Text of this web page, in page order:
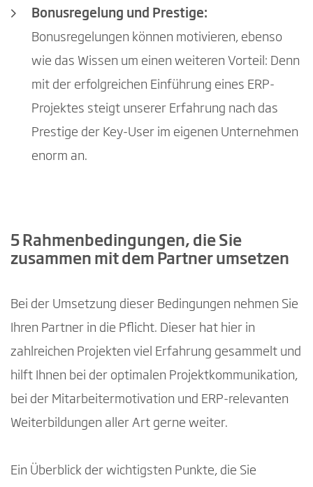
Bonusregelung und Prestige:
Bonusregelungen können motivieren, ebenso
wie das Wissen um einen weiteren Vorteil: Denn
mit der erfolgreichen Einführung eines ERP-
Projektes steigt unserer Erfahrung nach das
Prestige der Key-User im eigenen Unternehmen
enorm an.
5 Rahmenbedingungen, die Sie
zusammen mit dem Partner umsetzen
Bei der Umsetzung dieser Bedingungen nehmen Sie
Ihren Partner in die Pflicht. Dieser hat hier in
zahlreichen Projekten viel Erfahrung gesammelt und
hilft Ihnen bei der optimalen Projektkommunikation,
bei der Mitarbeitermotivation und ERP-relevanten
Weiterbildungen aller Art gerne weiter.
Ein Überblick der wichtigsten Punkte, die Sie